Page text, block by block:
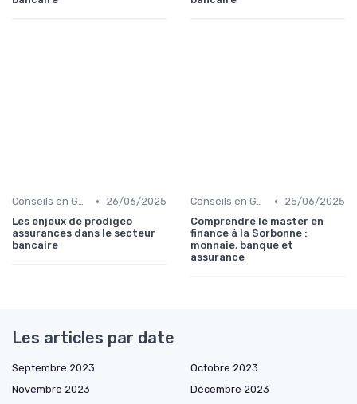
Conseils en Gestion de Patrimoine •
26/06/2025
Les enjeux de prodigeo
assurances dans le secteur
bancaire
Conseils en Gestion de Patrimoine •
25/06/2025
Comprendre le master en
finance à la Sorbonne :
monnaie, banque et
assurance
Les articles par date
Septembre 2023
Octobre 2023
Novembre 2023
Décembre 2023